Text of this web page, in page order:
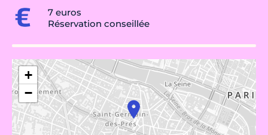
7 euros
Réservation conseillée
+
−